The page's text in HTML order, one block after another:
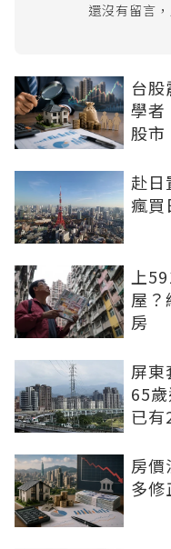
還沒有留言
台
學者
股市
赴日
瘋買
上
屋？
房
屏
65
已有
房價
多修